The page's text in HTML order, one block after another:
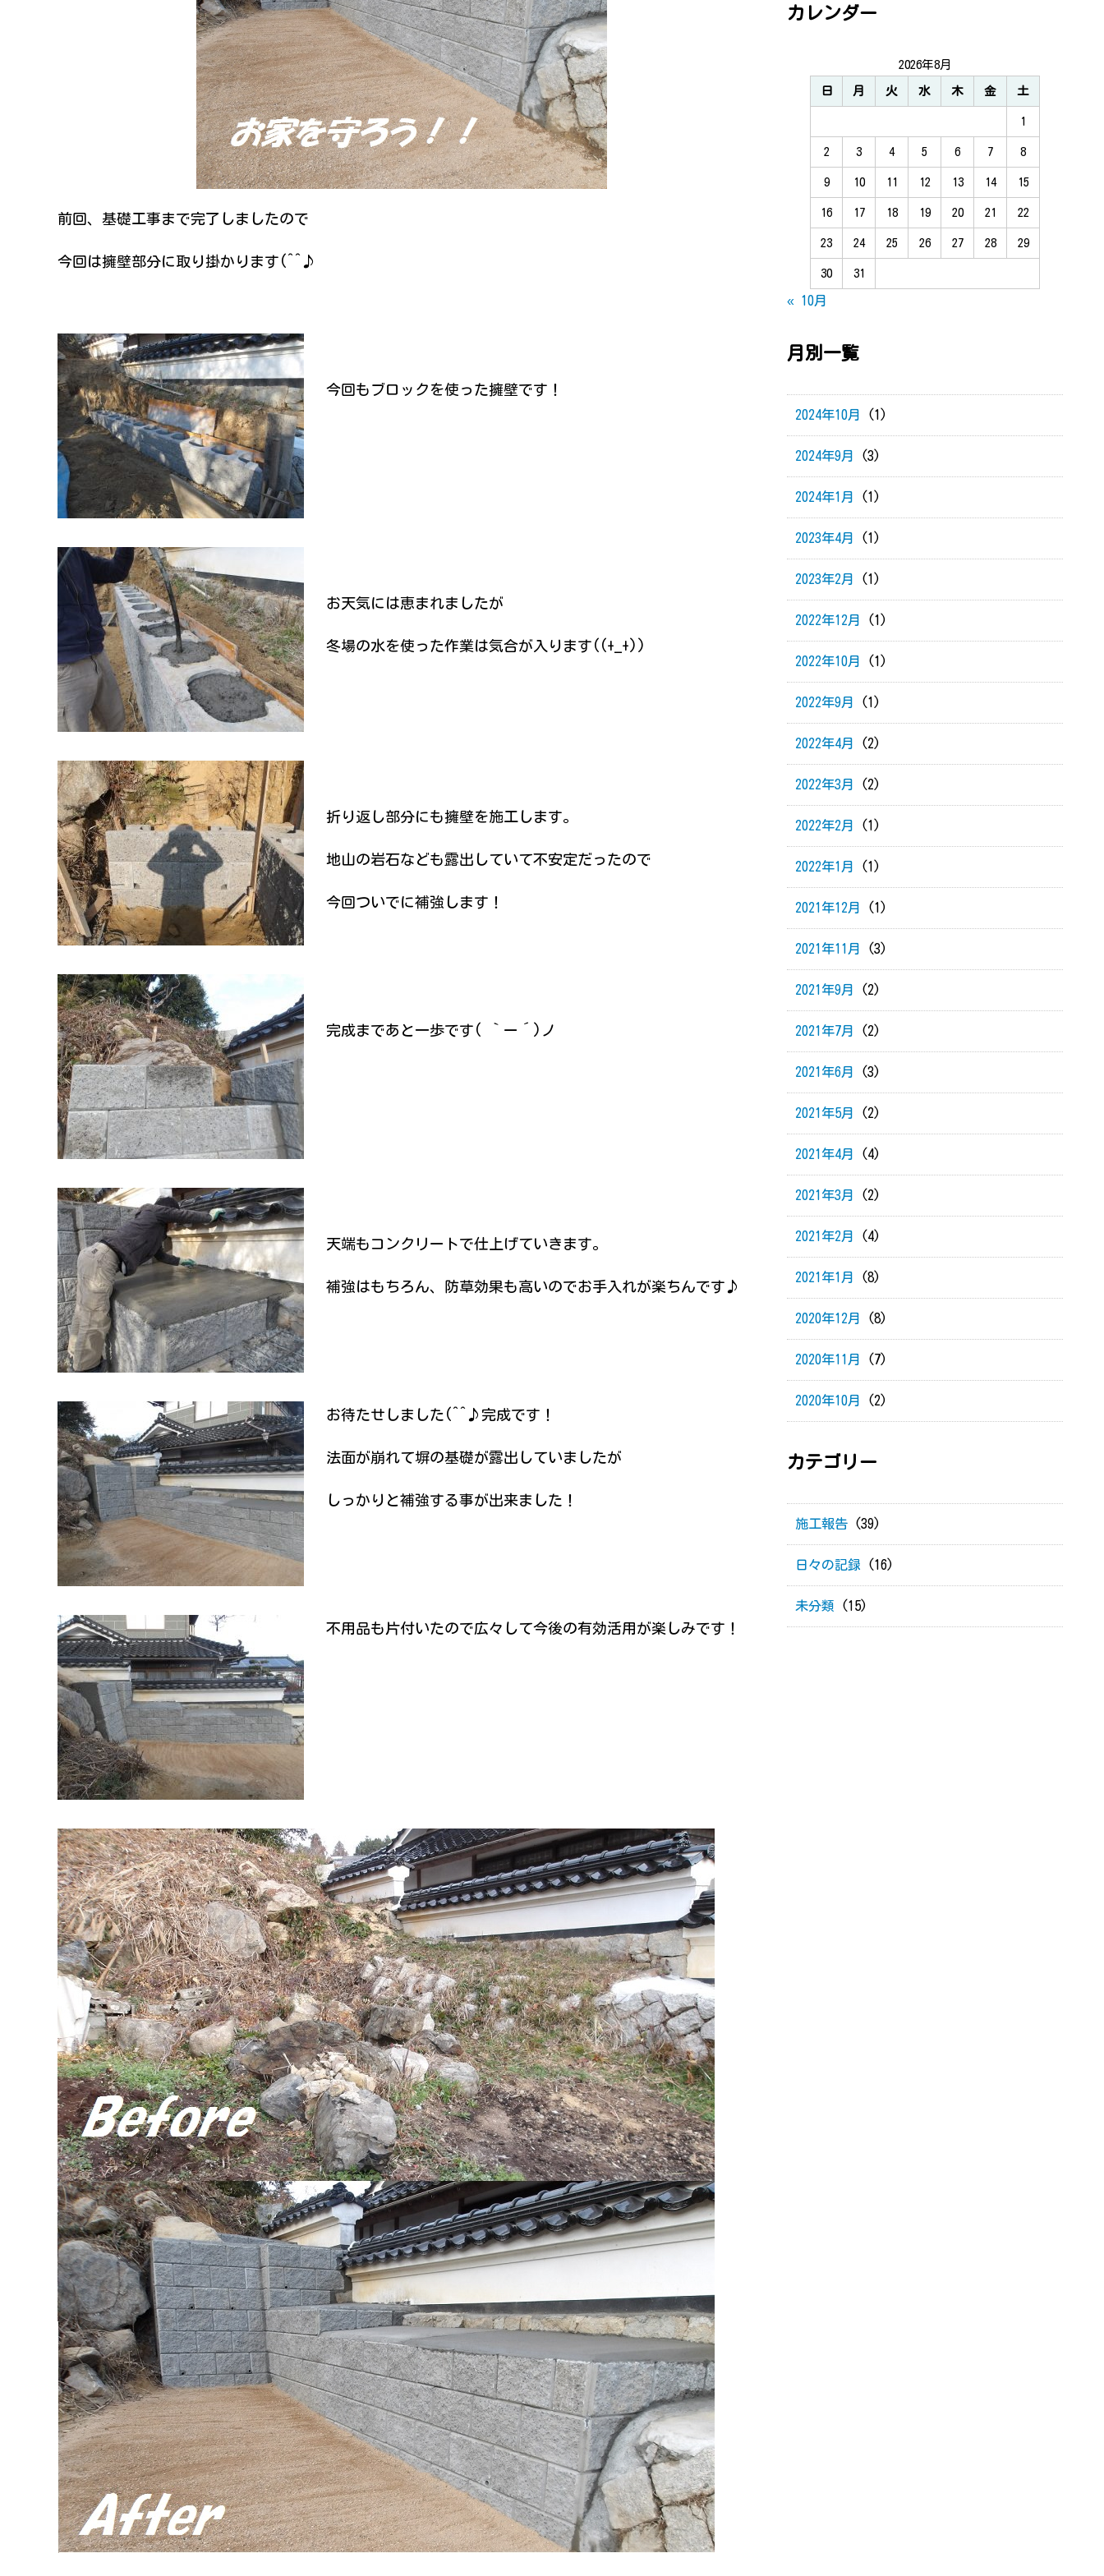
前回、基礎工事まで完了しましたので
今回は擁壁部分に取り掛かります(^^♪
今回もブロックを使った擁壁です！
お天気には恵まれましたが
冬場の水を使った作業は気合が入ります((+_+))
折り返し部分にも擁壁を施工します。
地山の岩石なども露出していて不安定だったので
今回ついでに補強します！
完成まであと一歩です( ｀ー´)ノ
天端もコンクリートで仕上げていきます。
補強はもちろん、防草効果も高いのでお手入れが楽ちんです♪
お待たせしました(^^♪完成です！
法面が崩れて塀の基礎が露出していましたが
しっかりと補強する事が出来ました！
不用品も片付いたので広々して今後の有効活用が楽しみです！
カレンダー
2026年8月
日 月 火 水 木 金 土
1
2 3 4 5 6 7 8
9 10 11 12 13 14 15
16 17 18 19 20 21 22
23 24 25 26 27 28 29
30 31
« 10月
月別一覧
2024年10月 (1)
2024年9月 (3)
2024年1月 (1)
2023年4月 (1)
2023年2月 (1)
2022年12月 (1)
2022年10月 (1)
2022年9月 (1)
2022年4月 (2)
2022年3月 (2)
2022年2月 (1)
2022年1月 (1)
2021年12月 (1)
2021年11月 (3)
2021年9月 (2)
2021年7月 (2)
2021年6月 (3)
2021年5月 (2)
2021年4月 (4)
2021年3月 (2)
2021年2月 (4)
2021年1月 (8)
2020年12月 (8)
2020年11月 (7)
2020年10月 (2)
カテゴリー
施工報告 (39)
日々の記録 (16)
未分類 (15)